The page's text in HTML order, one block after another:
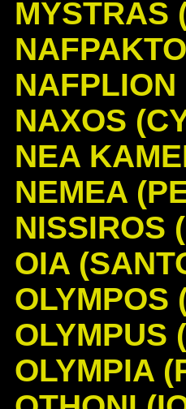
MYSTRAS
NAXOS
NEA
NEMEA
NISSIROS
OIA
OLYMPOS
OLYMPUS
OLYMPIA